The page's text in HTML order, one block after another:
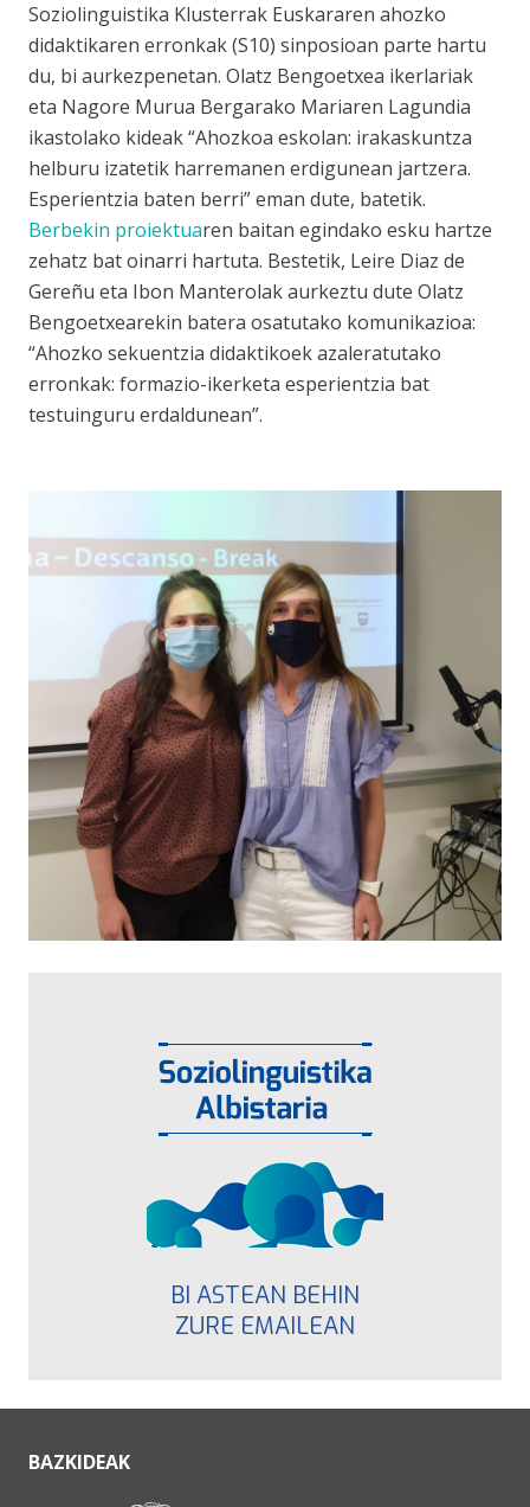
Soziolinguistika Klusterrak Euskararen ahozko
didaktikaren erronkak (S10) sinposioan parte hartu
du, bi aurkezpenetan. Olatz Bengoetxea ikerlariak
eta Nagore Murua Bergarako Mariaren Lagundia
ikastolako kideak “Ahozkoa eskolan: irakaskuntza
helburu izatetik harremanen erdigunean jartzera.
Esperientzia baten berri” eman dute, batetik.
Berbekin proiektuaren baitan egindako esku hartze
zehatz bat oinarri hartuta. Bestetik, Leire Diaz de
Gereñu eta Ibon Manterolak aurkeztu dute Olatz
Bengoetxearekin batera osatutako komunikazioa:
“Ahozko sekuentzia didaktikoek azaleratutako
erronkak: formazio-ikerketa esperientzia bat
testuinguru erdaldunean”.
BI ASTEAN BEHIN
ZURE EMAILEAN
BAZKIDEAK